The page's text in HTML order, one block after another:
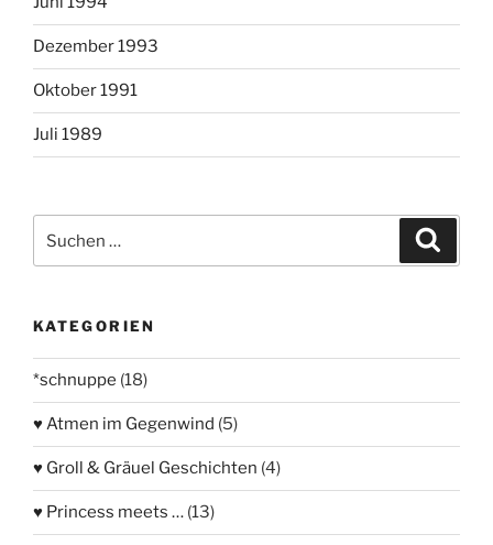
Dezember 1993
Oktober 1991
Juli 1989
nach:
KATEGORIEN
*schnuppe (18)
♥ Atmen im Gegenwind (5)
♥ Groll & Gräuel Geschichten (4)
♥ Princess meets … (13)